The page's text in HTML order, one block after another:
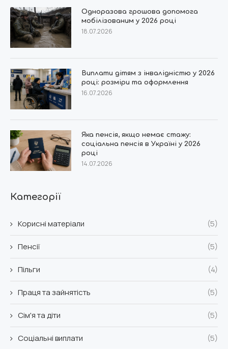
Одноразова грошова допомога
мобілізованим у 2026 році
18.07.2026
Виплати дітям з інвалідністю у 2026
році: розміри та оформлення
16.07.2026
Яка пенсія, якщо немає стажу:
соціальна пенсія в Україні у 2026
році
14.07.2026
Категорії
Корисні матеріали (5)
Пенсії (5)
Пільги (4)
Праця та зайнятість (5)
Сім'я та діти (5)
Соціальні виплати (5)